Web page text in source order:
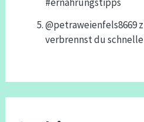
@petraweienfels8669
verbrennst du